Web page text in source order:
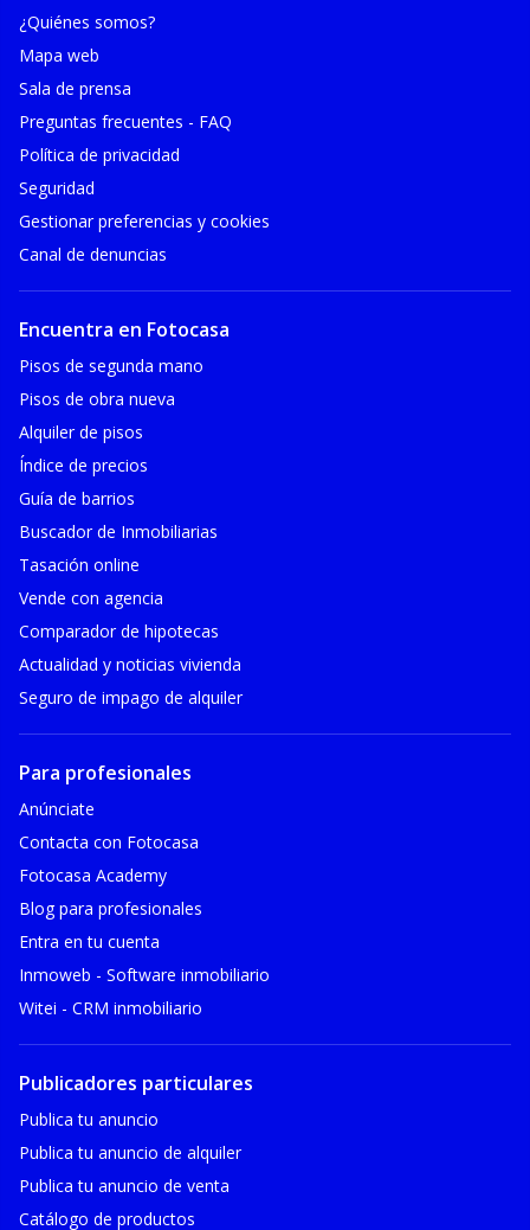
¿Quiénes somos?
Mapa web
Sala de prensa
Preguntas frecuentes - FAQ
Política de privacidad
Seguridad
Gestionar preferencias y cookies
Canal de denuncias
Encuentra en Fotocasa
Pisos de segunda mano
Pisos de obra nueva
Alquiler de pisos
Índice de precios
Guía de barrios
Buscador de Inmobiliarias
Tasación online
Vende con agencia
Comparador de hipotecas
Actualidad y noticias vivienda
Seguro de impago de alquiler
Para profesionales
Anúnciate
Contacta con Fotocasa
Fotocasa Academy
Blog para profesionales
Entra en tu cuenta
Inmoweb - Software inmobiliario
Witei - CRM inmobiliario
Publicadores particulares
Publica tu anuncio
Publica tu anuncio de alquiler
Publica tu anuncio de venta
Catálogo de productos